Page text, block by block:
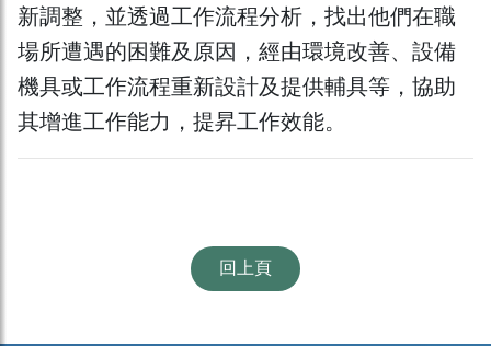
新調整，並透過工作流程分析，找出他們在職
場所遭遇的困難及原因，經由環境改善、設備
機具或工作流程重新設計及提供輔具等，協助
其增進工作能力，提昇工作效能。
回上頁